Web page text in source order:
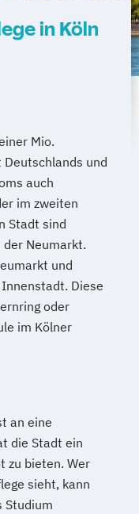
in Köln
Mio.
und
auch
im zweiten
Stadt sind
Neumarkt.
und
Diese
oder
im Kölner
an eine
die Stadt ein
zu bieten. Wer
sieht, kann
Studium